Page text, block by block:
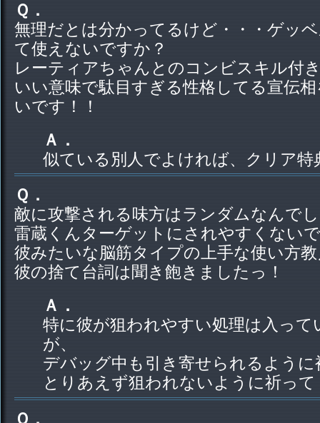
Ｑ．
無理だとは分かってるけど・・・ゲッ
て使えないですか？
レーティアちゃんとのコンビスキル付
いい意味で駄目すぎる性格してる宣伝
いです！！
Ａ．
似ている別人でよければ、クリア特
Ｑ．
敵に攻撃される味方はランダムなんで
雷蔵くんターゲットにされやすくない
彼みたいな脳筋タイプの上手な使い方
彼の捨て台詞は聞き飽きましたっ！
Ａ．
特に彼が狙われやすい処理は入っ
が、
デバッグ中も引き寄せられるよう
とりあえず狙われないように祈っ
Ｑ．